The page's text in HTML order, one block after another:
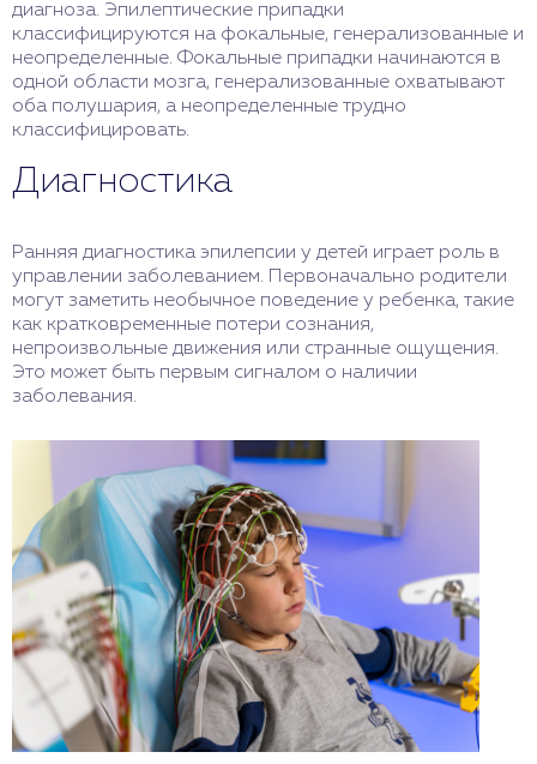
диагноза. Эпилептические припадки
классифицируются на фокальные, генерализованные и
неопределенные. Фокальные припадки начинаются в
одной области мозга, генерализованные охватывают
оба полушария, а неопределенные трудно
классифицировать.
Диагностика
Ранняя диагностика эпилепсии у детей играет роль в
управлении заболеванием. Первоначально родители
могут заметить необычное поведение у ребенка, такие
как кратковременные потери сознания,
непроизвольные движения или странные ощущения.
Это может быть первым сигналом о наличии
заболевания.